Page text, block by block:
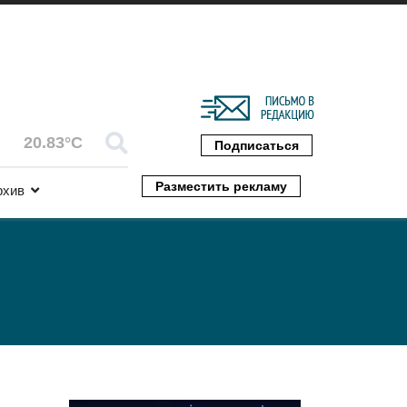
20.83°C Подписаться
Разместить рекламу